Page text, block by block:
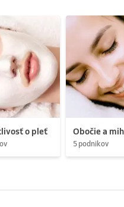
o pleť Obočie a
5 podnikov